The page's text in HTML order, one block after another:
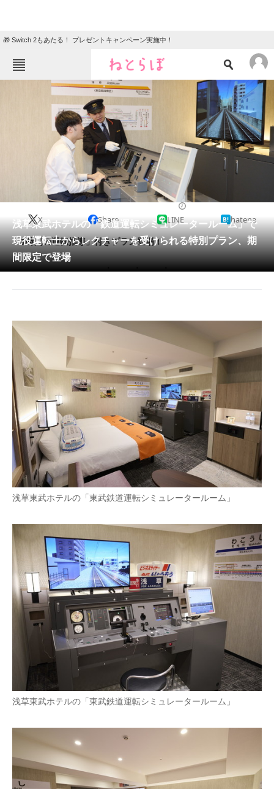
🎁 Switch 2もあたる！ プレゼントキャンペーン実施中！
ねとらぼメニュー
クイズ
地域
教育・育児
リサーチ
会員記事
メディア
注目記事を集めた総合ページ
スマホと通信の最新トレンド
進化するPCとデバイスの未来
好きが集まる 比べて選べる
ビジネスと働き方のヒント
AI活用のいまが分かる
企業ITのトレンドを詳説
経営リーダーのコミュニティ
ITエンジニア向け専門サイト
企業向けIT製品の総合サイト
IT製品の技術・比較・事例
製造業のIT導入・活用を支援
モノづくり技術者専門サイト
エレクトロニクス専門サイト
電子設計の基本と応用
建設×テクノロジーの最前線
ちょっと気になるネットの話題
浅草東武ホテルの「鉄道運転シミュレータールーム」で
現役運転士からレクチャーを受けられる特別プラン、期
間限定で登場
X Share LINE hatena
「1時間の運転指導」付きプラン登場！
浅草東武ホテルの「東武鉄道運転シミュレータールーム」
浅草東武ホテルの「東武鉄道運転シミュレータールーム」